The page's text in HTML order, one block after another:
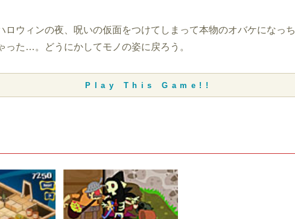
ロウィンの夜、呪いの仮面をつけてしまって本物のオバケになっち
った…。どうにかしてモノの姿に戻ろう。
Play This Game!!